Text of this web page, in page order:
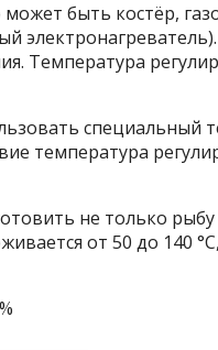
быть костёр,
Температура
специальный
температура
не только рыбу
от 50 до 140